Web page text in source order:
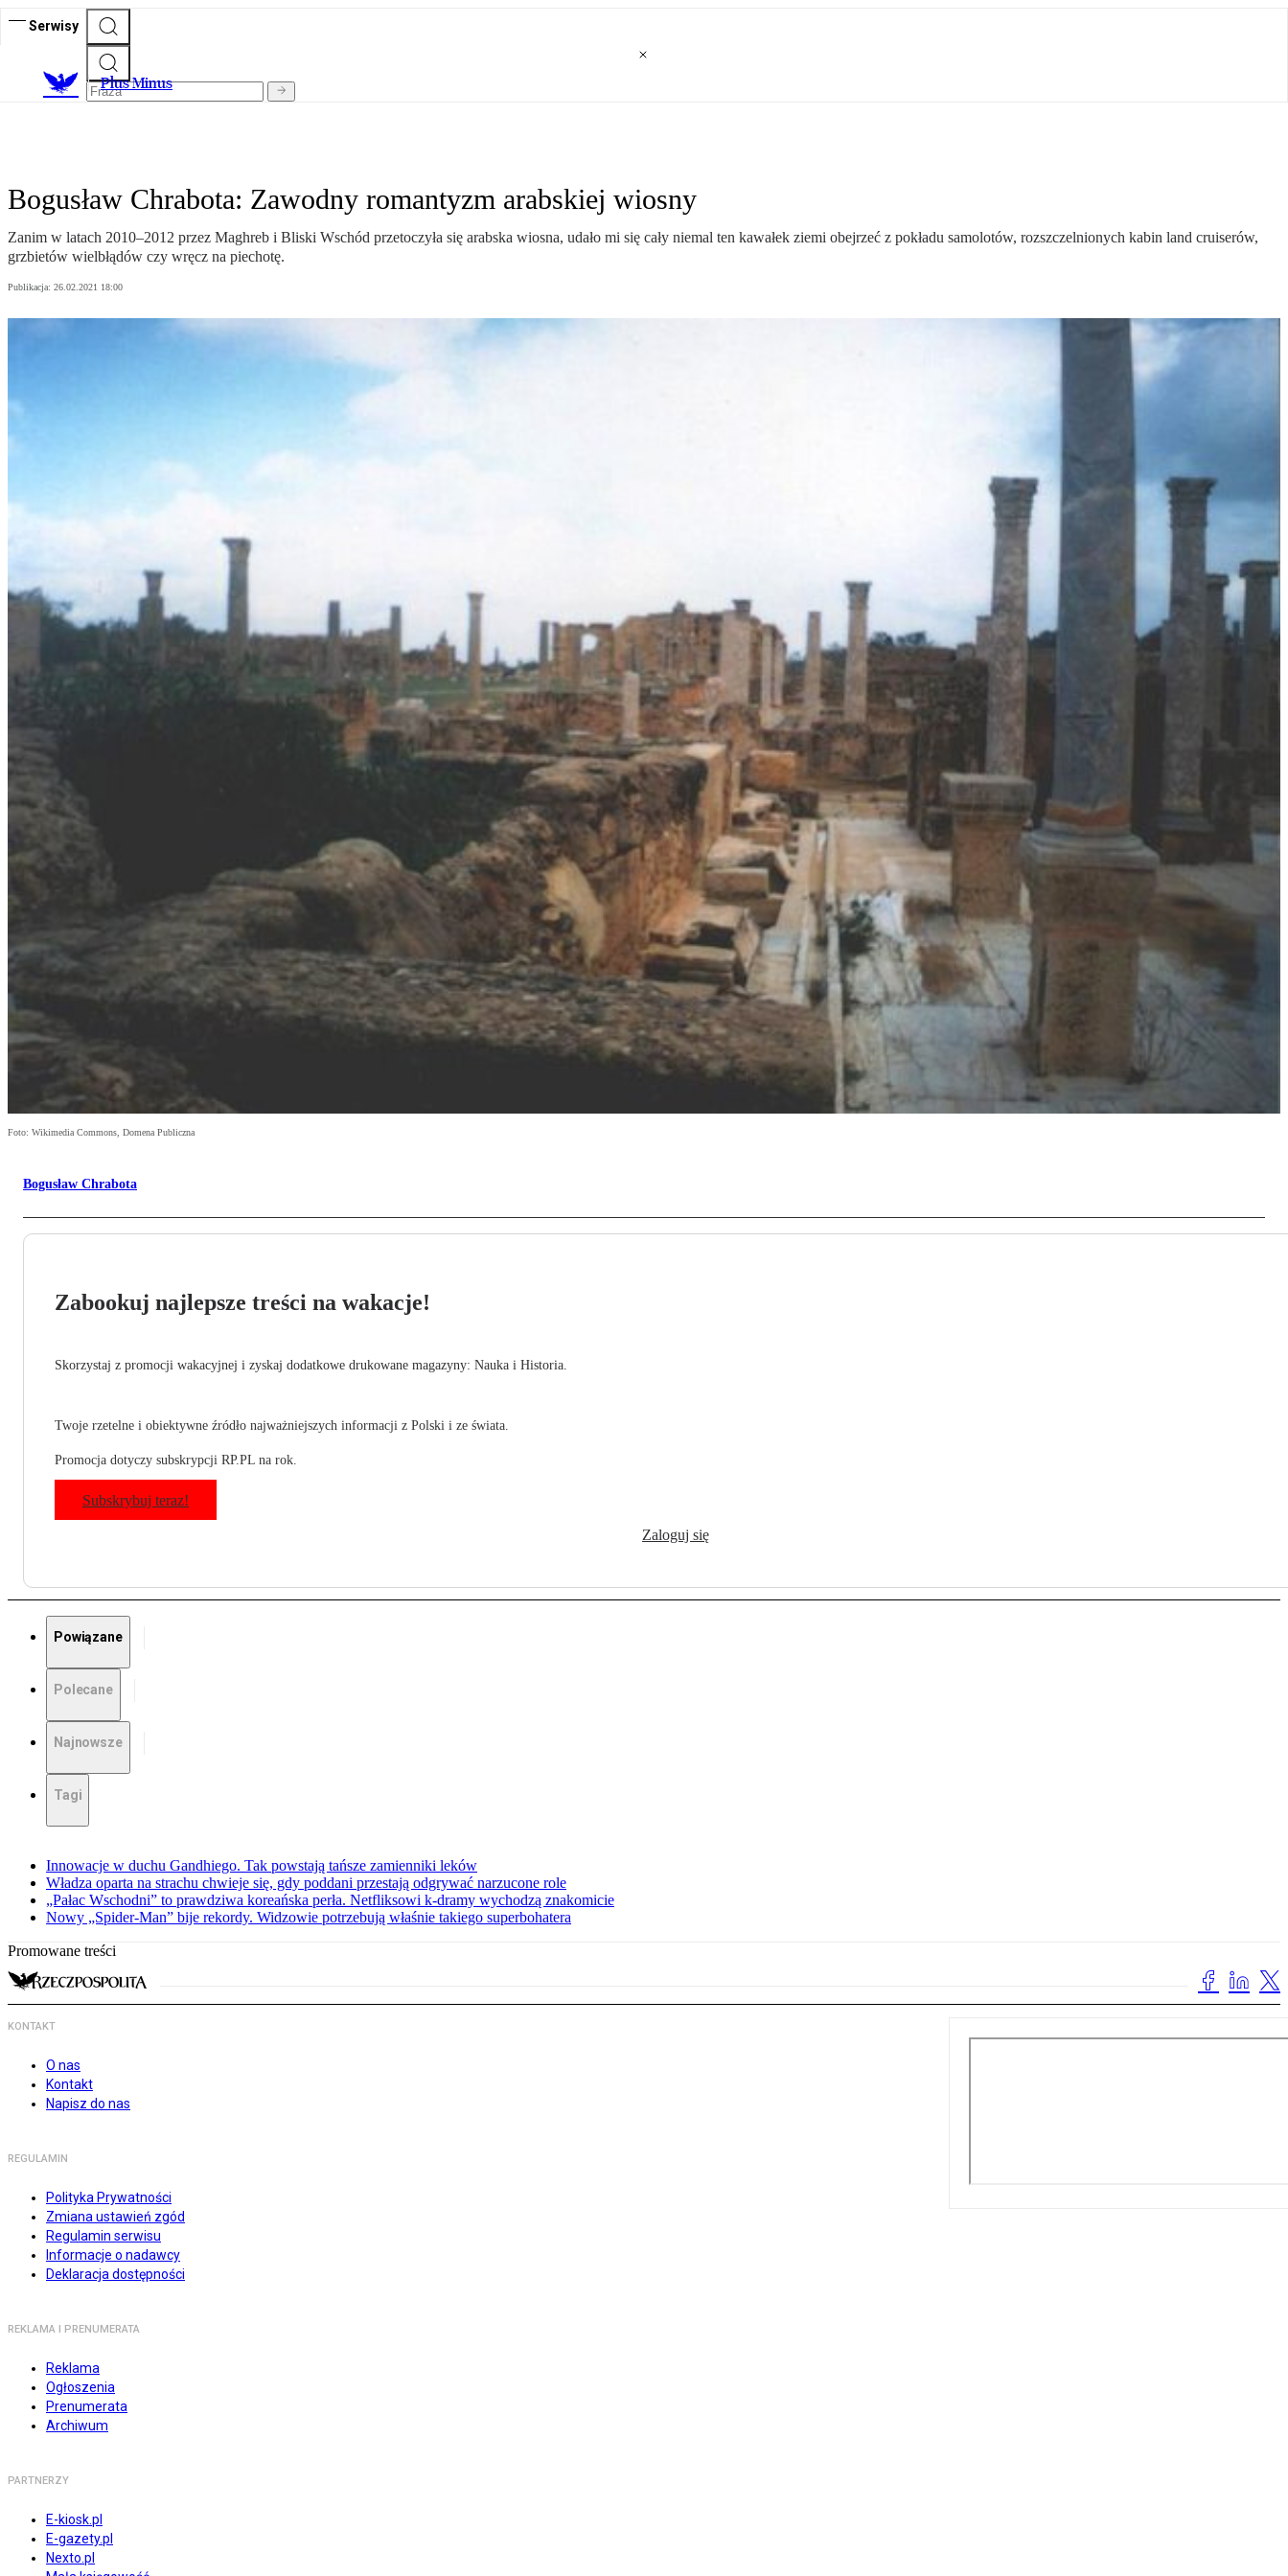
Serwisy
Plus Minus
Bogusław Chrabota: Zawodny romantyzm arabskiej wiosny
Zanim w latach 2010–2012 przez Maghreb i Bliski Wschód przetoczyła się arabska wiosna, udało mi się cały niemal ten kawałek ziemi obejrzeć z pokładu samolotów, rozszczelnionych kabin land cruiserów,
grzbietów wielbłądów czy wręcz na piechotę.
Publikacja: 26.02.2021 18:00
Foto: Wikimedia Commons, Domena Publiczna
Bogusław Chrabota
Zabookuj najlepsze treści na wakacje!
Skorzystaj z promocji wakacyjnej i zyskaj dodatkowe drukowane magazyny: Nauka i Historia.
Twoje rzetelne i obiektywne źródło najważniejszych informacji z Polski i ze świata.
Promocja dotyczy subskrypcji RP.PL na rok.
Subskrybuj teraz!
Zaloguj się
Powiązane
Polecane
Najnowsze
Tagi
Innowacje w duchu Gandhiego. Tak powstają tańsze zamienniki leków
Władza oparta na strachu chwieje się, gdy poddani przestają odgrywać narzucone role
„Pałac Wschodni” to prawdziwa koreańska perła. Netfliksowi k-dramy wychodzą znakomicie
Nowy „Spider-Man” bije rekordy. Widzowie potrzebują właśnie takiego superbohatera
Promowane treści
KONTAKT
O nas
Kontakt
Napisz do nas
REGULAMIN
Polityka Prywatności
Zmiana ustawień zgód
Regulamin serwisu
Informacje o nadawcy
Deklaracja dostępności
REKLAMA I PRENUMERATA
Reklama
Ogłoszenia
Prenumerata
Archiwum
PARTNERZY
E-kiosk.pl
E-gazety.pl
Nexto.pl